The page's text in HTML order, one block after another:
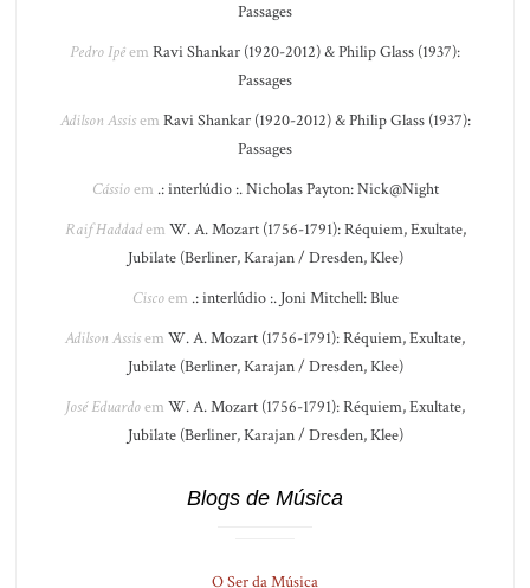
Passages
Pedro Ipêem Ravi Shankar (1920-2012) & Philip Glass (1937):
Passages
Adilson Assisem Ravi Shankar (1920-2012) & Philip Glass (1937):
Passages
Cássioem .: interlúdio :. Nicholas Payton: Nick@Night
Raif Haddadem W. A. Mozart (1756-1791): Réquiem, Exultate,
Jubilate (Berliner, Karajan / Dresden, Klee)
Ciscoem .: interlúdio :. Joni Mitchell: Blue
Adilson Assisem W. A. Mozart (1756-1791): Réquiem, Exultate,
Jubilate (Berliner, Karajan / Dresden, Klee)
José Eduardoem W. A. Mozart (1756-1791): Réquiem, Exultate,
Jubilate (Berliner, Karajan / Dresden, Klee)
Blogs de Música
O Ser da Música